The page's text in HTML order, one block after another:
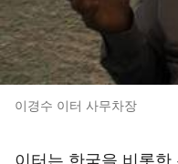
이경수 이터 사무차장
이터는 한국을 비롯한